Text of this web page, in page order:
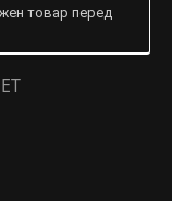
товар перед